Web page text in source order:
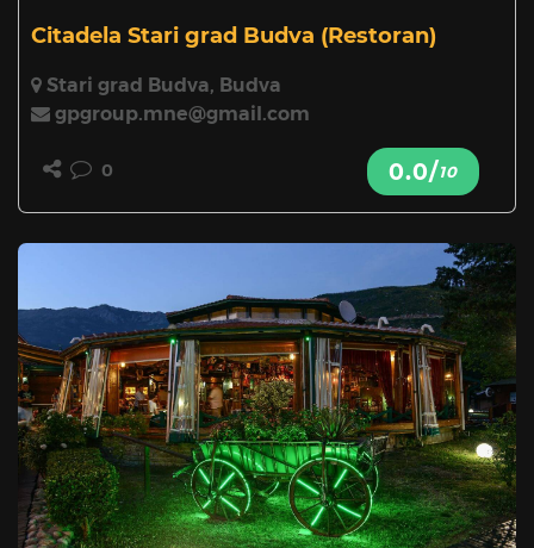
Citadela Stari grad Budva (Restoran)
Stari grad Budva, Budva
gpgroup.mne@gmail.com
0 0.0/10